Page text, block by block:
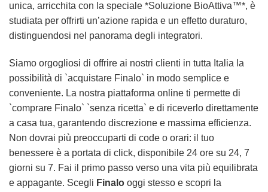
unica, arricchita con la speciale *Soluzione BioAttiva™*, è
studiata per offrirti un’azione rapida e un effetto duraturo,
distinguendosi nel panorama degli integratori.
Siamo orgogliosi di offrire ai nostri clienti in tutta Italia la
possibilità di `acquistare Finalo` in modo semplice e
conveniente. La nostra piattaforma online ti permette di
`comprare Finalo` `senza ricetta` e di riceverlo direttamente
a casa tua, garantendo discrezione e massima efficienza.
Non dovrai più preoccuparti di code o orari: il tuo
benessere è a portata di click, disponibile 24 ore su 24, 7
giorni su 7. Fai il primo passo verso una vita più equilibrata
e appagante. Scegli Finalo oggi stesso e scopri la